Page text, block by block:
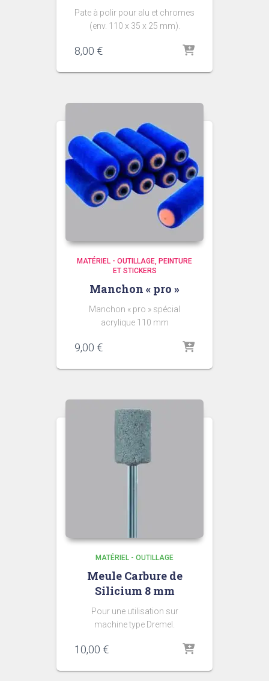
Pate à polir pour alu et chromes
(env. 110 x 35 x 25 mm).
8,00 €
MATÉRIEL - OUTILLAGE PEINTURE
ET STICKERS
Manchon « pro »
Manchon « pro » spécial
acrylique 110 mm
9,00 €
MATÉRIEL - OUTILLAGE
Meule Carbure de
Silicium 8 mm
Pour une utilisation sur
machine type Dremel.
10,00 €